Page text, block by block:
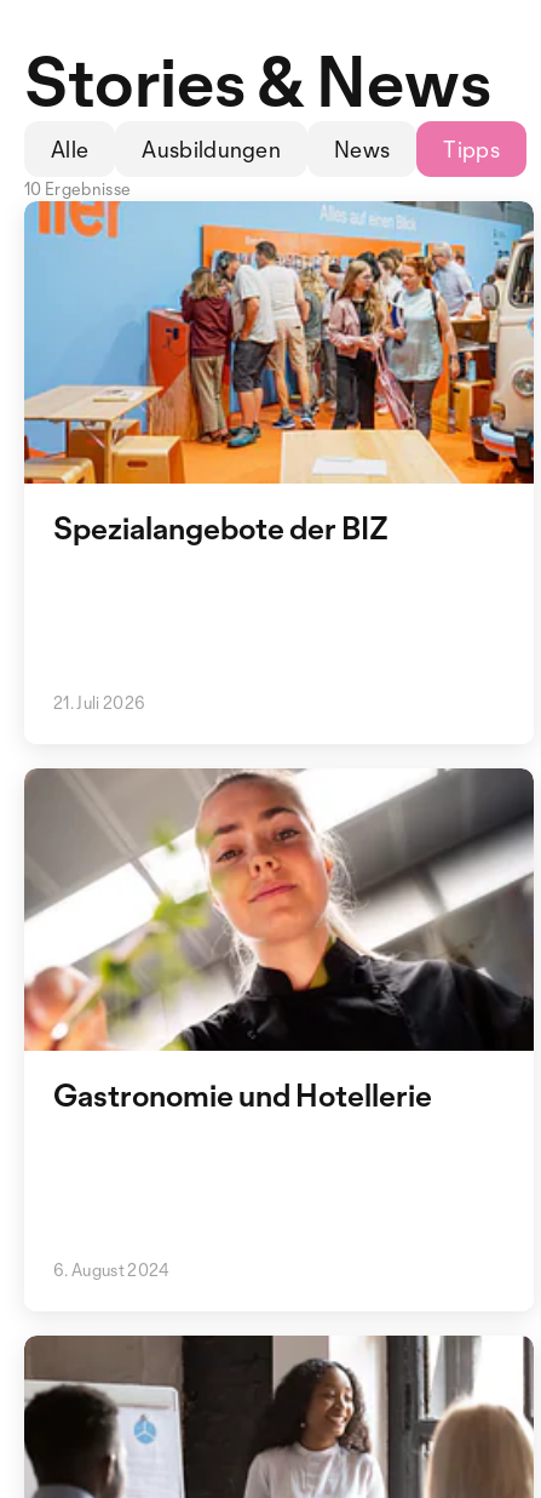
Stories & News
Alle Ausbildungen News Tipps
10 Ergebnisse
Spezialangebote der BIZ
21. Juli 2026
Gastronomie und Hotellerie
6. August 2024